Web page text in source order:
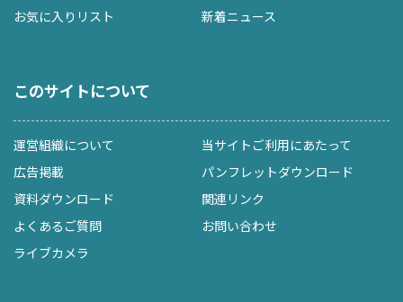
お気に入りリスト
新着ニュース
このサイトについて
運営組織について
当サイトご利用にあたって
広告掲載
パンフレットダウンロード
資料ダウンロード
関連リンク
よくあるご質問
お問い合わせ
ライブカメラ